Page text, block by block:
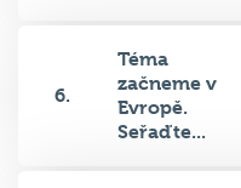
6.
Téma
začneme v
Evropě.
Seřaďte...